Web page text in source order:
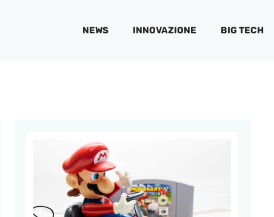
NEWS INNOVAZIONE BIG TECH